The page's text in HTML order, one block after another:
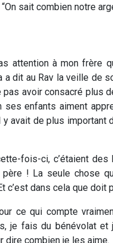
sait combien notre
attention à mon frère
a dit au Rav la veille de
avoir consacré plus
ses enfants aiment
avait de plus important
fois-ci, c’étaient
! La seule chose
dans cela que doit
ce qui compte
je fais du bénévolat et
dire combien je les aime.